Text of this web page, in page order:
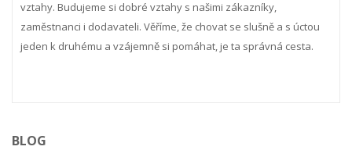
vztahy. Budujeme si dobré vztahy s našimi zákazníky,
zaměstnanci i dodavateli. Věříme, že chovat se slušně a s úctou
jeden k druhému a vzájemně si pomáhat, je ta správná cesta.
BLOG